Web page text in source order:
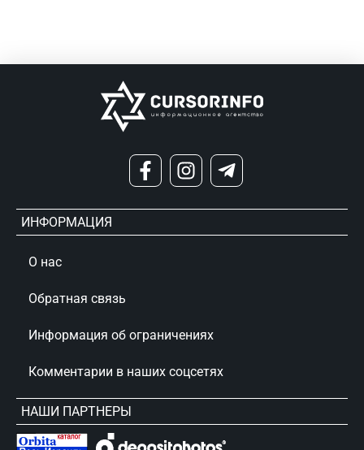
ИНФОРМАЦИЯ
О нас
Обратная связь
Информация об ограничениях
Комментарии в наших соцсетях
НАШИ ПАРТНЕРЫ